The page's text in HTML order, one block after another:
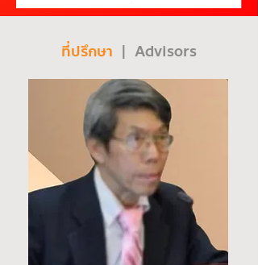
ที่ปรึกษา | Advisors